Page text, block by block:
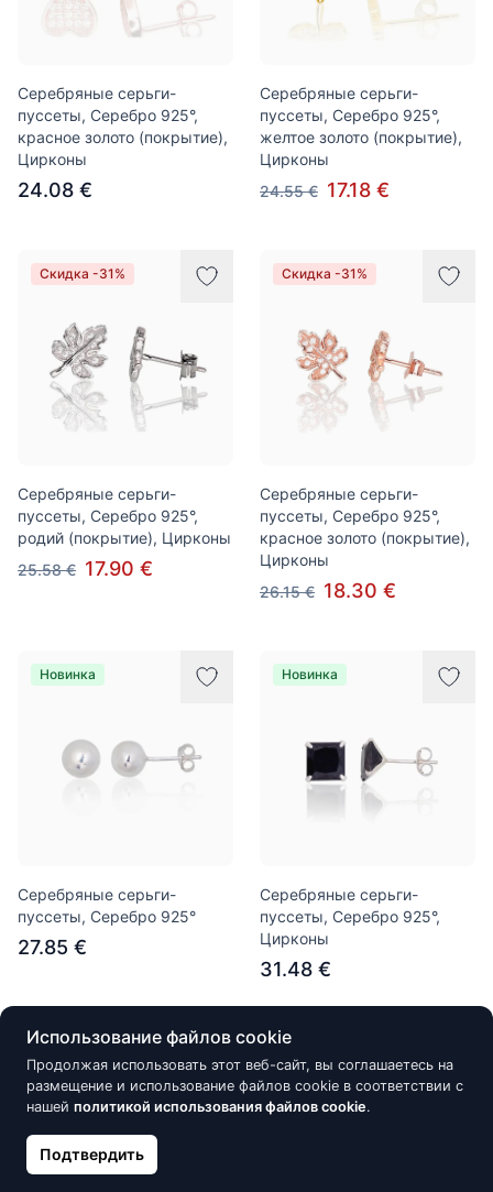
Серебряные серьги-
пуссеты, Серебро 925°,
красное золото (покрытие),
Цирконы
24.08 €
Серебряные серьги-
пуссеты, Серебро 925°,
желтое золото (покрытие),
Цирконы
24.55 € 17.18 €
Скидка -31%
Серебряные серьги-
пуссеты, Серебро 925°,
родий (покрытие), Цирконы
25.58 € 17.90 €
Скидка -31%
Серебряные серьги-
пуссеты, Серебро 925°,
красное золото (покрытие),
Цирконы
26.15 € 18.30 €
Новинка
Серебряные серьги-
пуссеты, Серебро 925°
27.85 €
Новинка
Серебряные серьги-
пуссеты, Серебро 925°,
Цирконы
31.48 €
Использование файлов cookie
Продолжая использовать этот веб-сайт, вы соглашаетесь на
размещение и использование файлов cookie в соответствии с
нашей политикой использования файлов cookie.
Подтвердить